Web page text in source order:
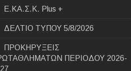
E.ΚΑ.Σ.Κ. Plus +
ΔΕΛΤΙΟ ΤΥΠΟΥ 5/8/2026
ΠΡΟΚΗΡΥΞΕΙΣ
ΠΕΡΙΟΔΟΥ 2026-